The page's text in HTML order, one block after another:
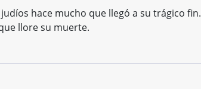
hace mucho que llegó a su trágico fin.
llore su muerte.